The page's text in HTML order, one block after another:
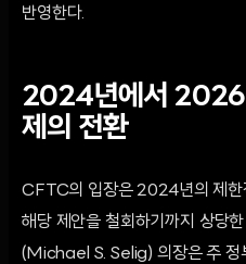
반영한다.
2024년에서 2026
제의 전환
CFTC의 입장은 2024년의 제
해당 제안을 철회하기까지 상당
(Michael S. Selig) 의장은 주 정